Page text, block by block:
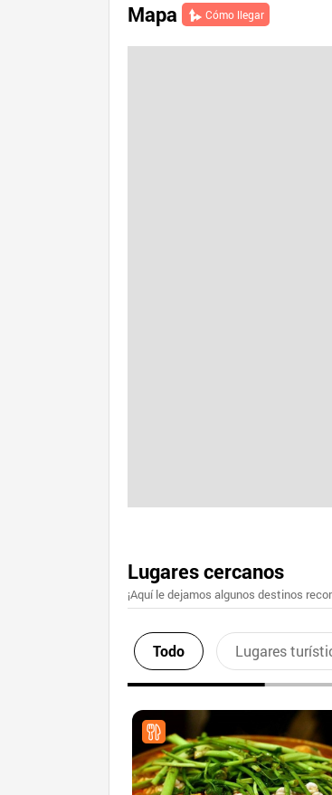
Mapa Cómo llegar
Lugares cercanos
¡Aquí le dejamos algunos destinos
Todo Lugares